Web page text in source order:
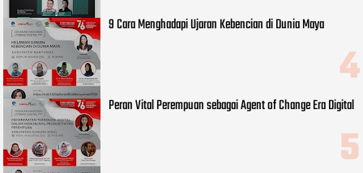
9 Cara Menghadapi Ujaran Kebencian di Dunia Maya
Peran Vital Perempuan sebagai Agent of Change Era Digital